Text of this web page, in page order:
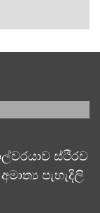
ස්ථිරව
පැහැදිලි